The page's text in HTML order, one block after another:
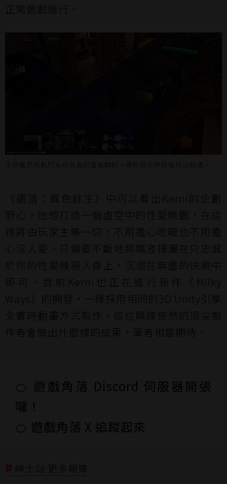
正常遊戲進行。
《遺落：異色餘生》中可以看出Kerni的企劃
野心，他想打造一個虛空中的性愛樂園，在這
裡將由玩家主導一切，不用擔心吃喝也不用擔
心沒人愛，只需要不斷地將精液揮灑在只忠誠
於你的性愛機器人身上，沉溺在無盡的快樂中
即可。目前Kerni也正在進行新作《Milky
Ways》的開發，一樣採用相同的3D Unity引擎
全實時動畫方式製作，這位興趣使然的頂尖製
作者會做出什麼樣的成果，筆者相當期待。
🍊 遊戲角落 Discord 伺服器開張
囉！
🍊 遊戲角落 X 追蹤起來
紳士向 更多報導